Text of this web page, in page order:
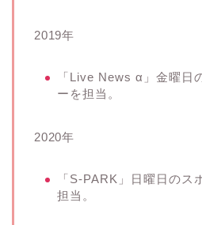
2019年
「Live News α」金曜日
ーを担当。
2020年
「S-PARK」日曜日のス
担当。